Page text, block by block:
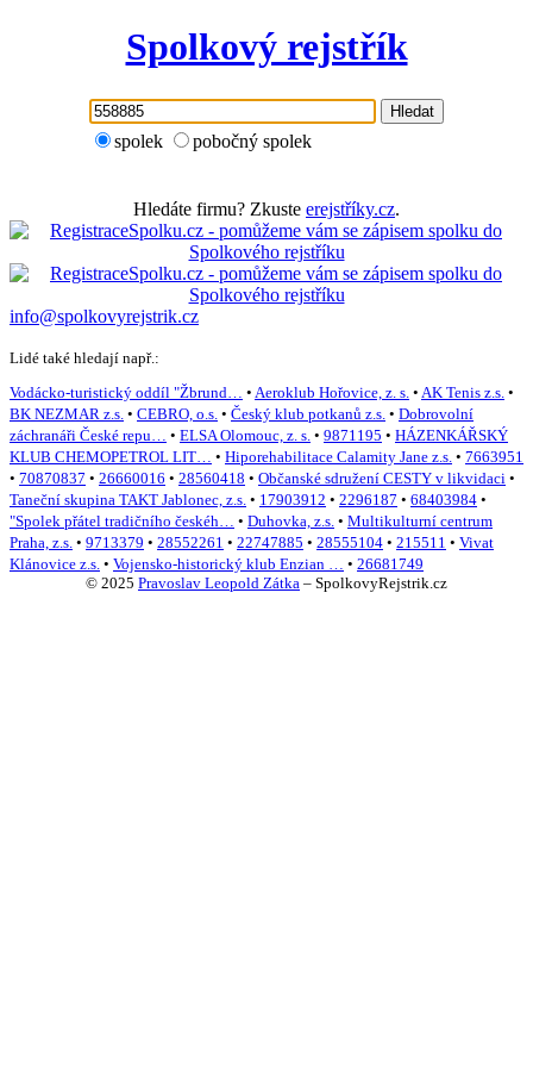
Spolkový rejstřík
Hledat
spolek pobočný spolek
Hledáte firmu? Zkuste erejstříky.cz.
info@spolkovyrejstrik.cz
Lidé také hledají např.:
Vodácko-turistický oddíl "Žbrund… • Aeroklub Hořovice, z. s. • AK Tenis z.s. •
BK NEZMAR z.s. • CEBRO, o.s. • Český klub potkanů z.s. • Dobrovolní
záchranáři České repu… • ELSA Olomouc, z. s. • 9871195 • HÁZENKÁŘSKÝ
KLUB CHEMOPETROL LIT… • Hiporehabilitace Calamity Jane z.s. • 7663951
• 70870837 • 26660016 • 28560418 • Občanské sdružení CESTY v likvidaci •
Taneční skupina TAKT Jablonec, z.s. • 17903912 • 2296187 • 68403984 •
"Spolek přátel tradičního českéh… • Duhovka, z.s. • Multikulturní centrum
Praha, z.s. • 9713379 • 28552261 • 22747885 • 28555104 • 215511 • Vivat
Klánovice z.s. • Vojensko-historický klub Enzian … • 26681749
© 2025 Pravoslav Leopold Zátka – SpolkovyRejstrik.cz